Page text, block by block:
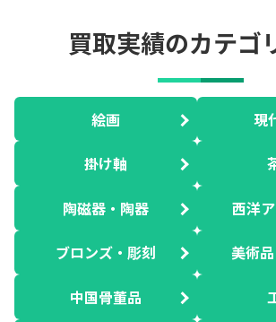
買取実績のカテゴ
絵画 現
掛け軸
陶磁器・陶器 西洋
ブロンズ・彫刻 美術
中国骨董品